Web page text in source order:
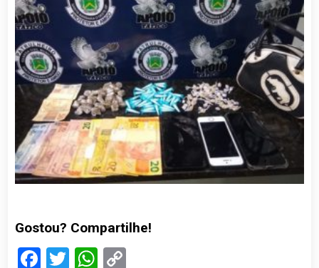
Gostou? Compartilhe!
Facebook
TwitterWhatsApp